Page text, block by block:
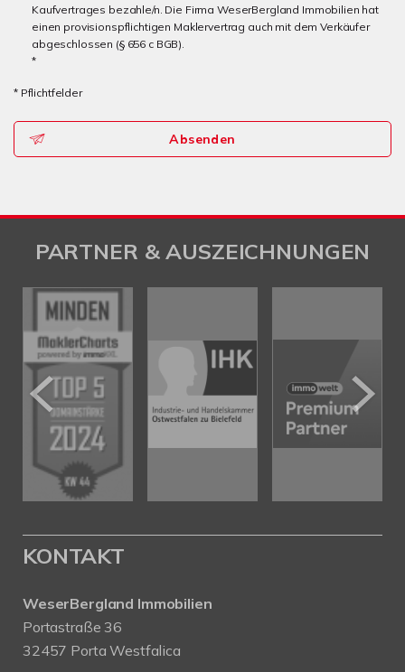
Kaufvertrages bezahle/n. Die Firma WeserBergland Immobilien hat
einen provisionspflichtigen Maklervertrag auch mit dem Verkäufer
abgeschlossen (§ 656 c BGB).
*
* Pflichtfelder
Absenden
PARTNER & AUSZEICHNUNGEN
KONTAKT
WeserBergland Immobilien
Portastraße 36
32457 Porta Westfalica